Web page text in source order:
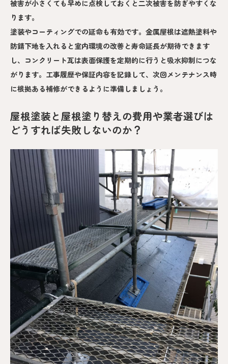
被害が小さくても早めに点検しておくと二次被害を防ぎやすくな
ります。
塗装やコーティングでの延命も有効です。金属屋根は遮熱塗料や
防錆下地を入れると室内環境の改善と寿命延長が期待できます
し、コンクリート瓦は表面保護を定期的に行うと吸水抑制につな
がります。工事履歴や保証内容を記録して、次回メンテナンス時
に根拠ある補修ができるように準備しましょう。
屋根塗装と屋根塗り替えの費用や業者選びは
どうすれば失敗しないのか？